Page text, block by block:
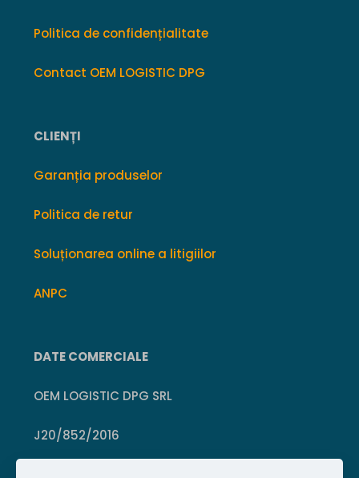
Politica de confidențialitate
Contact OEM LOGISTIC DPG
CLIENȚI
Garanția produselor
Politica de retur
Soluționarea online a litigiilor
ANPC
DATE COMERCIALE
OEM LOGISTIC DPG SRL
J20/852/2016